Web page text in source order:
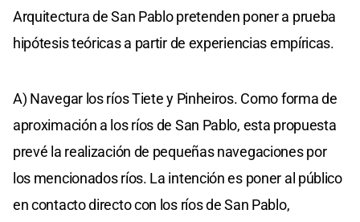
Arquitectura de San Pablo pretenden poner a prueba
hipótesis teóricas a partir de experiencias empíricas.
A) Navegar los ríos Tiete y Pinheiros. Como forma de
aproximación a los ríos de San Pablo, esta propuesta
prevé la realización de pequeñas navegaciones por
los mencionados ríos. La intención es poner al público
en contacto directo con los ríos de San Pablo,